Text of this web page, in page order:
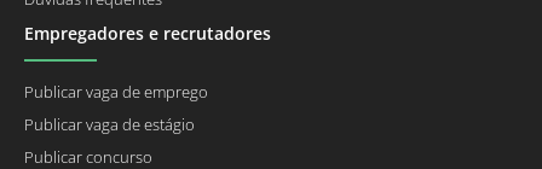
Empregadores e recrutadores
Publicar vaga de emprego
Publicar vaga de estágio
Publicar concurso